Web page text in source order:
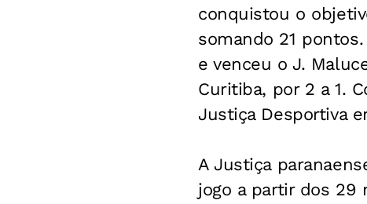
conquistou o
somando 21
e venceu o J.
Curitiba, por 2 a 1.
Justiça Desportiva
A Justiça
jogo a partir dos 29